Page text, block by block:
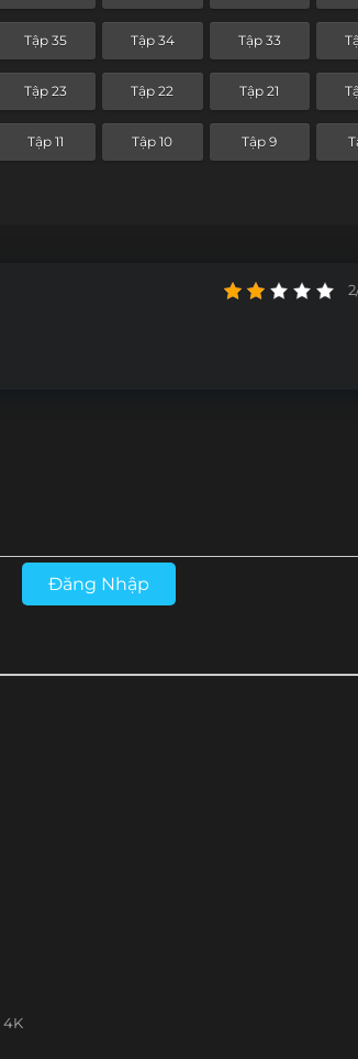
Tập 35 Tập 34 Tập 33
Tập 23 Tập 22 Tập 21
Tập 11 Tập 10 Tập 9
Đăng Nhập
4K